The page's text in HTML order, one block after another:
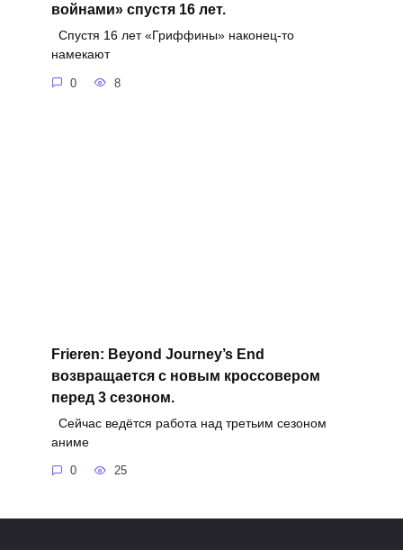
войнами» спустя 16 лет.
Спустя 16 лет «Гриффины» наконец-то
намекают
0 8
Frieren: Beyond Journey’s End
возвращается с новым кроссовером
перед 3 сезоном.
Сейчас ведётся работа над третьим сезоном
аниме
0 25